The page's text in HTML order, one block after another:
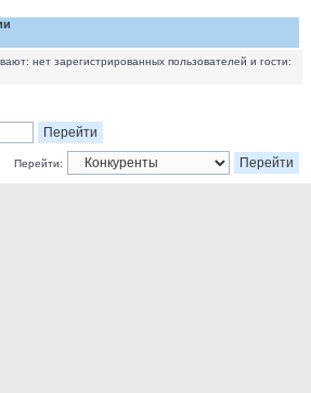
нет зарегистрированных пользователей и гости:
Перейти: